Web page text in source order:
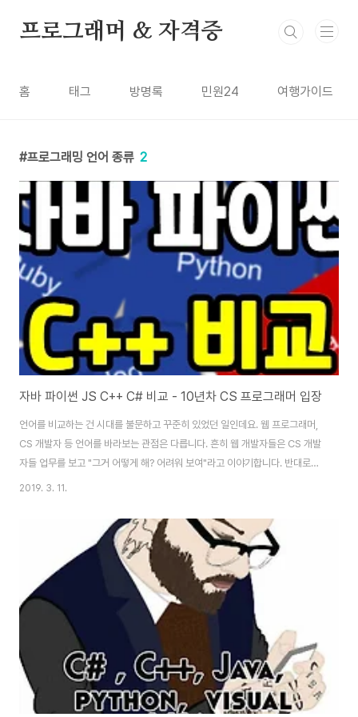
프로그래머 & 자격증
홈 태그 방명록 민원24 여행가이드
프로그래밍 언어 종류 2
자바 파이썬 JS C++ C# 비교 - 10년차 CS 프로그래머 입장
언어를 비교하는 건 시대를 불문하고 꾸준히 있었던 일인데요. 웹 프로그래머,
CS 개발자 등 언어를 바라보는 관점은 다릅니다. 흔히 웹 개발자들은 CS 개발
자들 업무를 보고 "그거 어떻게 해? 어려워 보여"라고 이야기합니다. 반대로
CS 개발자들은 웹 프로그래머들을 보며 "그거 어떻게 해? 어려워 보여"라고
니다. 옳다 그르다, 맞다 틀리다 문제라기보단 분야가 다르다 보니 시야가 다른
건데요. 오늘은 그 이야기를 조금 해보려고 합니다. 모 개발자 게시판에서 읽은
글인데, 다른 분이 적은 글은 회색 바탕이며, 제 의견은 그 아래 흰 바탕글입니
다. ▷ Java 안드로이드 쪽 하다가 넘어오는 사람에겐 익숙해서 좋음. 범용 언
어라서 특..
2019. 3. 11.